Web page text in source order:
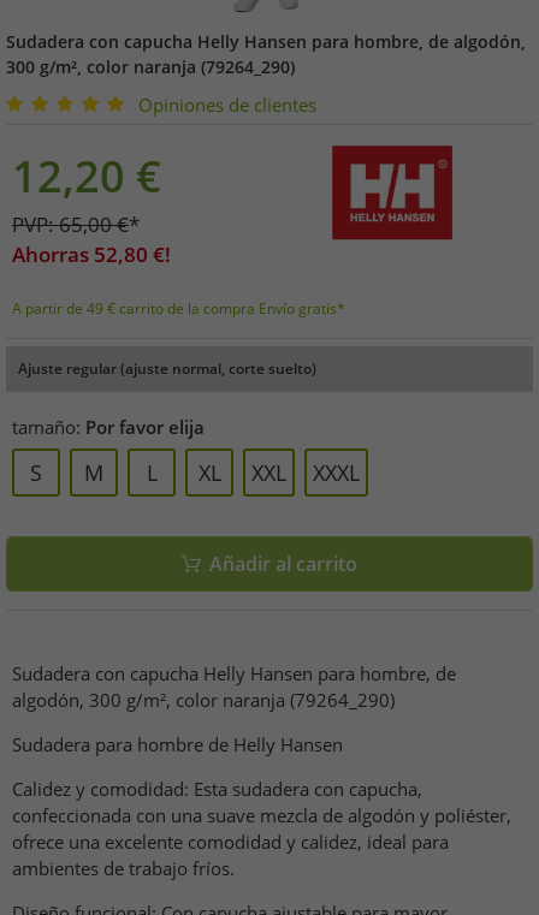
Sudadera con capucha Helly Hansen para hombre, de algodón,
300 g/m², color naranja (79264_290)
Opiniones de clientes
12,20 €
PVP:65,00€*
Ahorras 52,80 €!
A partir de 49 € carrito de la compra Envío gratis*
Ajuste regular (ajuste normal, corte suelto)
tamaño: Por favor elija
S M L XL XXL XXXL
Añadir al carrito
Sudadera con capucha Helly Hansen para hombre, de
algodón, 300 g/m², color naranja (79264_290)
Sudadera para hombre de Helly Hansen
Calidez y comodidad: Esta sudadera con capucha,
confeccionada con una suave mezcla de algodón y poliéster,
ofrece una excelente comodidad y calidez, ideal para
ambientes de trabajo fríos.